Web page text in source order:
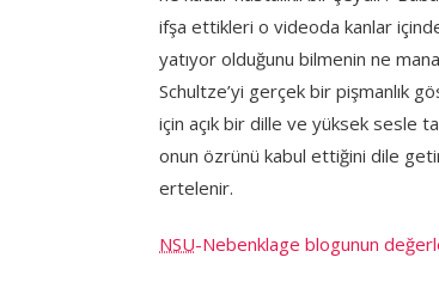
ifşa ettikleri o videoda kanlar
yatıyor olduğunu bilmenin ne
Schultze’yi gerçek bir pişmanlık
için açık bir dille ve yüksek sesle
onun özrünü kabul ettiğini dile
ertelenir.
NSU-Nebenklage blogunun